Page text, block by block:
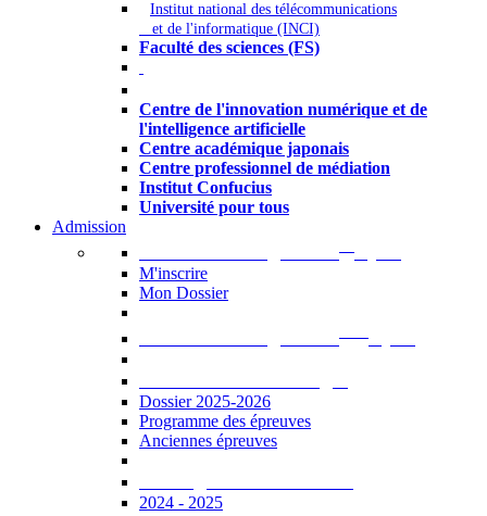
Institut national des télécommunications
et de l'informatique (INCI)
Faculté des sciences (FS)
Centre de l'innovation numérique et de
l'intelligence artificielle
Centre académique japonais
Centre professionnel de médiation
Institut Confucius
Université pour tous
Admission
M'inscrire
Mon Dossier
Dossier 2025-2026
Programme des épreuves
Anciennes épreuves
2024 - 2025